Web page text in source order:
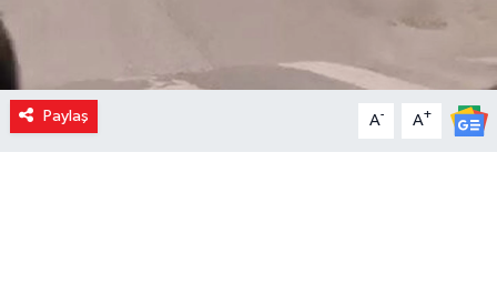
Paylaş A- A+